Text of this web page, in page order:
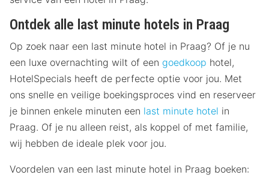
Ontdek alle last minute hotels in Praag
Op zoek naar een last minute hotel in Praag? Of je nu
een luxe overnachting wilt of een goedkoop hotel,
HotelSpecials heeft de perfecte optie voor jou. Met
ons snelle en veilige boekingsproces vind en reserveer
je binnen enkele minuten een last minute hotel in
Praag. Of je nu alleen reist, als koppel of met familie,
wij hebben de ideale plek voor jou.
Voordelen van een last minute hotel in Praag boeken: